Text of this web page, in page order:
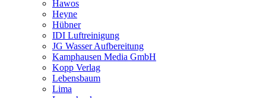
Hawos
Heyne
Hübner
IDI Luftreinigung
JG Wasser Aufbereitung
Kamphausen Media GmbH
Kopp Verlag
Lebensbaum
Lima